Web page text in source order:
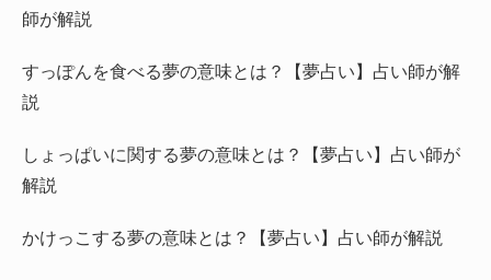
師が解説
すっぽんを食べる夢の意味とは？【夢占い】占い師が解
説
しょっぱいに関する夢の意味とは？【夢占い】占い師が
解説
かけっこする夢の意味とは？【夢占い】占い師が解説